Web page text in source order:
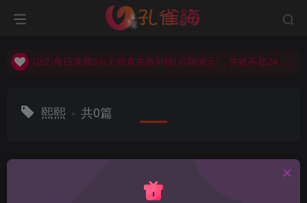
(2/2)每日凌晨0点主动查失效补链(点我演示)，失效不超24小时，
(2/2)每日凌晨0点主动查失效补链(点我演示)，失效不超24小时，
熙熙 共0篇